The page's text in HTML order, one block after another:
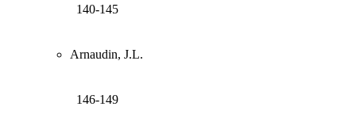
140-145
Arnaudin, J.L.
146-149